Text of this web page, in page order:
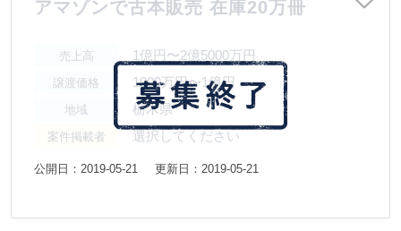
アマゾンで古本販売 在庫20万冊
売上高 1億円〜2億5000万円
譲渡価格 1000万円〜1億円
地域 栃木県
案件掲載者 選択してください
公開日：2019-05-21 更新日：2019-05-21